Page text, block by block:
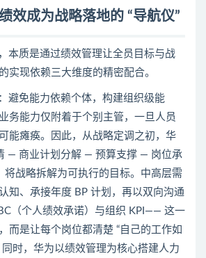
效成为战略落地的 “导航仪”
本质是通过绩效管理让全员目标与战
实现依赖三大维度的精密配合。
避免能力依赖个体，构建组织级能
务能力仅附着于个别主管，一旦人员
能瘫痪。因此，从战略定调之初，华
— 商业计划分解 — 预算支撑 — 岗位承
将战略拆解为可执行的目标。中高层需
知、承接年度 BP 计划，再以双向沟通
（个人绩效承诺）与组织 KPI—— 这一
而是让每个岗位都清楚 “自己的工作如
时，华为以绩效管理为核心搭建人力